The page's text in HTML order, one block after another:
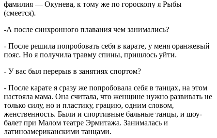
фамилия ― Окунева, к тому же по гороскопу я Рыбы
(смеется).
-А после синхронного плавания чем занимались?
- После решила попробовать себя в карате, у меня оранжевый
пояс. Но я получила травму спины, пришлось уйти.
- У вас был перерыв в занятиях спортом?
- После карате я сразу же попробовала себя в танцах, на этом
настояла мама. Она считала, что женщине нужно развивать не
только силу, но и пластику, грацию, одним словом,
женственность. Были и спортивные бальные танцы, и шоу-
балет при Малом театре Эрмитажа. Занималась и
латиноамериканскими танцами.